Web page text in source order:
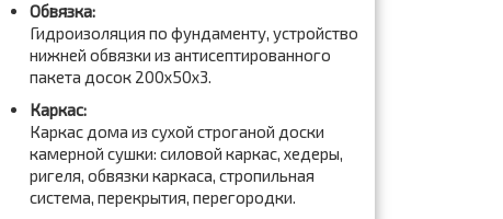
Обвязка:
Гидроизоляция по фундаменту, устройство
нижней обвязки из антисептированного
пакета досок 200x50x3.
Каркас:
Каркас дома из сухой строганой доски
камерной сушки: силовой каркас, хедеры,
ригеля, обвязки каркаса, стропильная
система, перекрытия, перегородки.